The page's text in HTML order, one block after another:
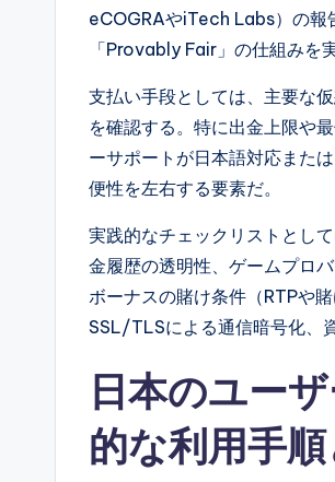
eCOGRAやiTech Labs）の報
「Provably Fair」の仕組みを
支払い手段としては、主要な
を確認する。特に出金上限や
ーサポートが日本語対応また
便性を左右する要素だ。
実践的なチェックリストとし
金履歴の透明性、ゲームプロ
ボーナスの賭け条件（RTPや
SSL/TLSによる通信暗号化、
日本のユー
的な利用手